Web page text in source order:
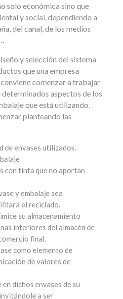
solo económica sino que
y social, dependiendo a
del canal, de los medios
y selección del sistema
que una empresa
comenzar a trabajar
aspectos de los
que está utilizando.
planteando las
de envases utilizados.
con tinta que no aportan
y embalaje sea
el reciclado.
su almacenamiento
interiores del almacén de
final.
como elemento de
de valores de
dichos envases de su
a ser